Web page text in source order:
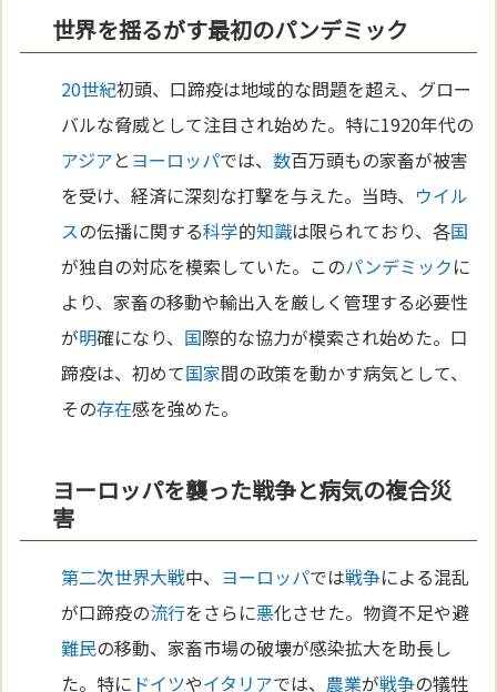
世界を揺るがす最初のパンデミック
20世紀初頭、口蹄疫は地域的な問題を超え、グロー
バルな脅威として注目され始めた。特に1920年代の
アジアと ヨーロッパでは、数百万頭もの家畜が被害
を受け、経済に深刻な打撃を与えた。当時、 ウイル
スの伝播に関する科学的知識は限られており、各国
が独自の対応を模索していた。このパンデミックに
より、家畜の移動や輸出入を厳しく管理する必要性
が明確になり、 国際的な協力が模索され始めた。口
蹄疫は、初めて国家間の政策を動かす病気として、
その存在感を強めた。
ヨーロッパを襲った戦争と病気の複合災
害
第二次世界大戦中、 ヨーロッパでは戦争による混乱
が口蹄疫の流行をさらに悪化させた。物資不足や避
難民の移動、家畜市場の破壊が感染拡大を助長し
た。特に ドイツやイタリアでは、 農業が戦争の犠牲